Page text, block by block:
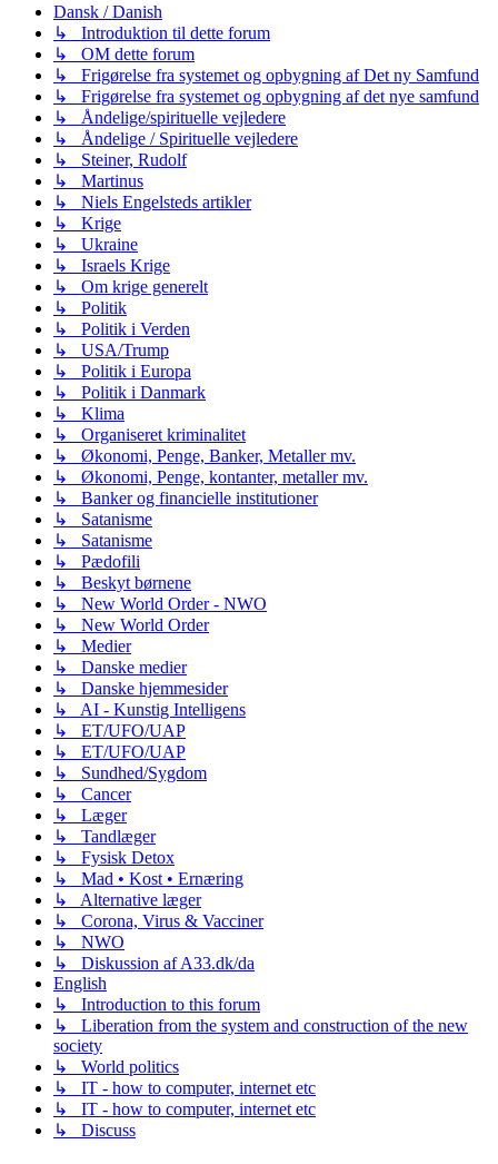
Dansk / Danish
↳ Introduktion til dette forum
↳ OM dette forum
↳ Frigørelse fra systemet og opbygning af Det ny Samfund
↳ Frigørelse fra systemet og opbygning af det nye samfund
↳ Åndelige/spirituelle vejledere
↳ Åndelige / Spirituelle vejledere
↳ Steiner, Rudolf
↳ Martinus
↳ Niels Engelsteds artikler
↳ Krige
↳ Ukraine
↳ Israels Krige
↳ Om krige generelt
↳ Politik
↳ Politik i Verden
↳ USA/Trump
↳ Politik i Europa
↳ Politik i Danmark
↳ Klima
↳ Organiseret kriminalitet
↳ Økonomi, Penge, Banker, Metaller mv.
↳ Økonomi, Penge, kontanter, metaller mv.
↳ Banker og financielle institutioner
↳ Satanisme
↳ Satanisme
↳ Pædofili
↳ Beskyt børnene
↳ New World Order - NWO
↳ New World Order
↳ Medier
↳ Danske medier
↳ Danske hjemmesider
↳ AI - Kunstig Intelligens
↳ ET/UFO/UAP
↳ ET/UFO/UAP
↳ Sundhed/Sygdom
↳ Cancer
↳ Læger
↳ Tandlæger
↳ Fysisk Detox
↳ Mad • Kost • Ernæring
↳ Alternative læger
↳ Corona, Virus & Vacciner
↳ NWO
↳ Diskussion af A33.dk/da
English
↳ Introduction to this forum
↳ Liberation from the system and construction of the new
society
↳ World politics
↳ IT - how to computer, internet etc
↳ IT - how to computer, internet etc
↳ Discuss